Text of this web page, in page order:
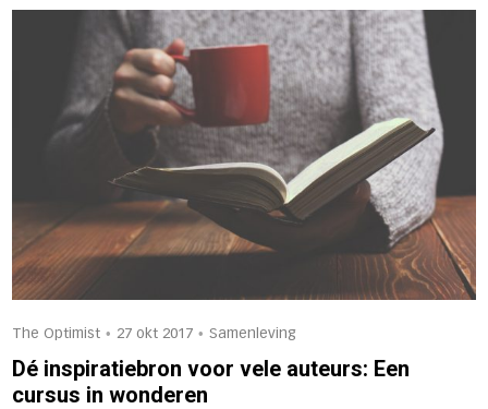
The Optimist • 27 okt 2017 • Samenleving
Dé inspiratiebron voor vele auteurs: Een
cursus in wonderen